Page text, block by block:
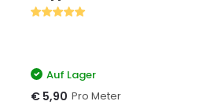
Auf Lager
€ 5,90 Pro Meter